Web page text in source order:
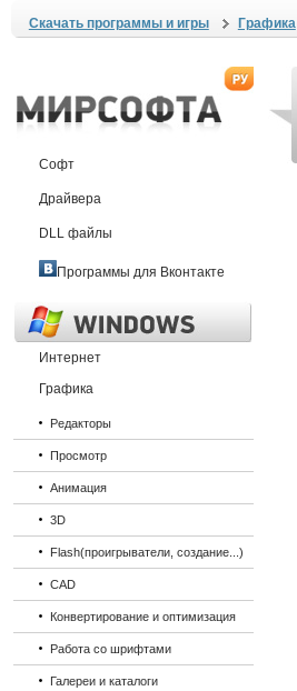
Скачать программы и игры Графика
Софт
Драйвера
DLL файлы
Программы для Вконтакте
Интернет
Графика
Редакторы
Просмотр
Анимация
3D
Flash(проигрыватели, создание...)
CAD
Конвертирование и оптимизация
Работа со шрифтами
Галереи и каталоги